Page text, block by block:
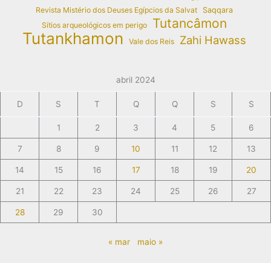
Revista Mistério dos Deuses Egípcios da Salvat
Saqqara
Sítios arqueológicos em perigo
Tutancâmon
Tutankhamon Vale dos Reis Zahi Hawass
abril 2024
D S T Q Q S S
1 2 3 4 5 6
7 8 9 10 11 12 13
14 15 16 17 18 19 20
21 22 23 24 25 26 27
28 29 30
« mar maio »